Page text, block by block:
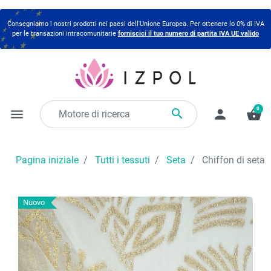
Consegniamo i nostri prodotti nei paesi dell'Unione Europea. Per ottenere lo 0% di IVA
per le transazioni intracomunitarie forniscici il tuo numero di partita IVA UE valido
menu  person shopping_basket
0
Pagina iniziale Tutti i tessuti Seta Chiffon di seta
Nuovo